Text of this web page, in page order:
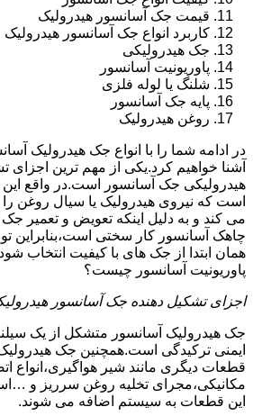
قیمت جک آسانسور هیدرولیک
کاربرد انواع جک آسانسور هیدرولیک
جک هیدرولیکی
پاوریونیت آسانسور
شلنگ یا لوله فلزی
پایه جک آسانسور
روغن هیدرولیک
در ادامه شما را با انواع جک هیدرولیک
آشنا خواهیم کرد.یکی از مهم ترین اجزای
هیدرولیکی جک آسانسور است.در واقع
است که نیروی هیدرولیک یا سیال روغن را
می کند و به دلیل اینکه تعویض و تعمیر
چاهک آسانسور کار سختی است،بنابراین
همان ابتدا از جک های با کیفیت انتخاب
پاوریونیت آسانسور چیست؟
اجزای تشکیل دهنده جک آسانسور
جک هیدرولیک آسانسور متشکل از یک
ایمنی ترکیدگی است.همچنین جک
قطعات دیگری مانند شیر هواگیری،انواع
مکانیکی،مجرای تخلیه روغن سرریز و
این قطعات به سیستم اضافه می شوند.